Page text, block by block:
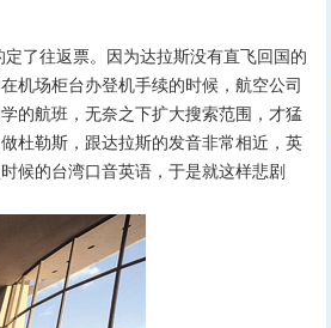
了往返票。因为达拉斯没有直飞回国的
机场柜台办登机手续的时候，航空公司
的航班，无奈之下扩大搜索范围，才猛
杜勒斯，跟达拉斯的发音非常相近，英
候的台湾口音英语，于是就这样悲剧